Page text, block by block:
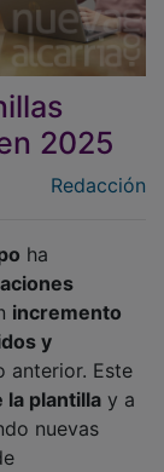
2025
incremento
y
Este
la plantillay a
nuevas